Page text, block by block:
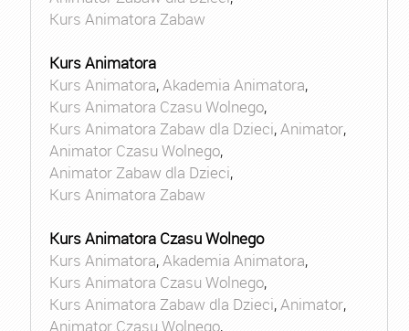
Kurs Animatora Zabaw
Kurs Animatora
Kurs Animatora,Akademia Animatora,
Kurs Animatora Czasu Wolnego,
Kurs Animatora Zabaw dla Dzieci,Animator,
Animator Czasu Wolnego,
Animator Zabaw dla Dzieci,
Kurs Animatora Zabaw
Kurs Animatora Czasu Wolnego
Kurs Animatora,Akademia Animatora,
Kurs Animatora Czasu Wolnego,
Kurs Animatora Zabaw dla Dzieci,Animator,
Animator Czasu Wolnego,